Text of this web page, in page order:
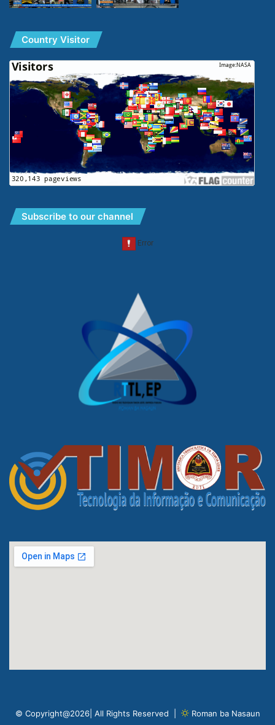
Country Visitor
Subscribe to our channel
© Copyright@2026| All Rights Reserved | Roman ba Nasaun